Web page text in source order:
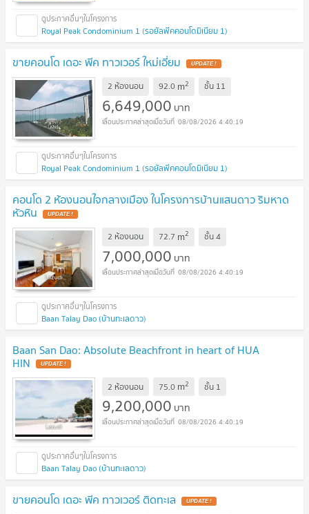
Royal Peak Condominium 1 (รอยัลพีคคอนโดมิเนียม 1)
ขายคอนโด เดอะ พีค ทาวเวอร์ ใหม่เอี่ยม UPDATE !
2 ห้องนอน 92.0 m2 ชั้น 11
6,649,000 บาท
08/08/2026 4:40:19
Royal Peak Condominium 1 (รอยัลพีคคอนโดมิเนียม 1)
คอนโด 2 ห้องนอนใจกลางเมือง ในโครงการบ้านแสนดาว ริมหาด
หัวหิน UPDATE !
2 ห้องนอน 72.7 m2 ชั้น4
7,000,000 บาท
08/08/2026 4:40:19
Baan Talay Dao (บ้านทะเลดาว)
Baan San Dao: Absolute Beachfront in heart of HUA
HIN UPDATE !
2 ห้องนอน 75.0 m2 ชั้น 1
9,200,000 บาท
08/08/2026 4:40:19
Baan Talay Dao (บ้านทะเลดาว)
ขายคอนโด เดอะ พีค ทาวเวอร์ ติดทะเล UPDATE !